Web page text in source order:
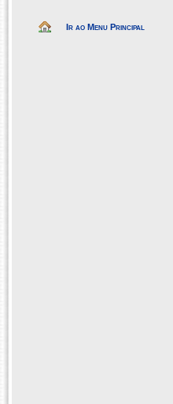
Ir ao Menu Principal